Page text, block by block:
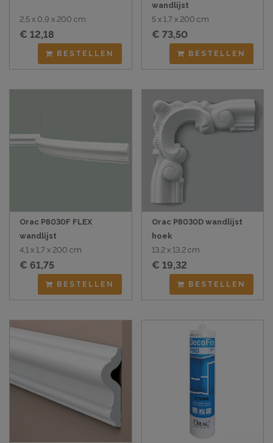
2,5 x 0,9 x 200 cm
€ 12,18
BESTELLEN
wandlijst
5 x 1,7 x 200 cm
€ 73,50
BESTELLEN
Orac P8030F FLEX
wandlijst
4,1 x 1,7 x 200 cm
€ 61,75
BESTELLEN
Orac P8030D wandlijst
hoek
13,2 x 13,2 cm
€ 19,32
BESTELLEN